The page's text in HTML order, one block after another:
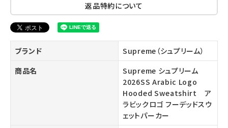
返品特約について
ブランド
Supreme（シュプリーム）
商品名
Supreme シュプリーム
2026SS Arabic Logo
Hooded Sweatshirt ア
ラビックロゴ フーデッドスウ
ェットパーカー